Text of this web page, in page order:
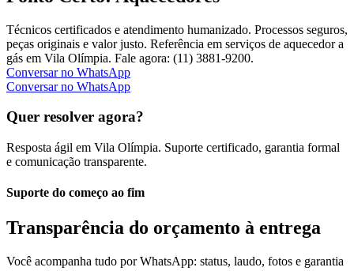
Técnicos certificados e atendimento humanizado. Processos seguros,
peças originais e valor justo. Referência em serviços de aquecedor a
gás em Vila Olímpia. Fale agora: (11) 3881-9200.
Conversar no WhatsApp
Conversar no WhatsApp
Quer resolver agora?
Resposta ágil em Vila Olímpia. Suporte certificado, garantia formal
e comunicação transparente.
Suporte do começo ao fim
Transparência do orçamento à entrega
Você acompanha tudo por WhatsApp: status, laudo, fotos e garantia